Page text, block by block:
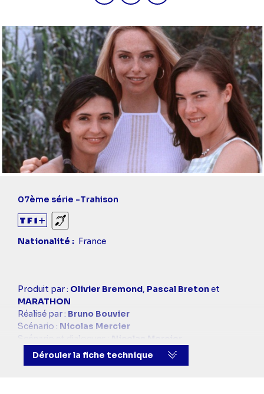
07ème série -Trahison
Sourds et malentendants
Nationalité
France
Casting
simba
Produit par : Olivier Bremond, Pascal Bretonet
MARATHON
Réalisé par : Bruno Bouvier
Scénario : Nicolas Mercier
Scénario et dialogues :
Avec : Bénédicte Delmas (Laure),
Arsène Jiroyan
(Jessica),
Dérouler la fiche technique